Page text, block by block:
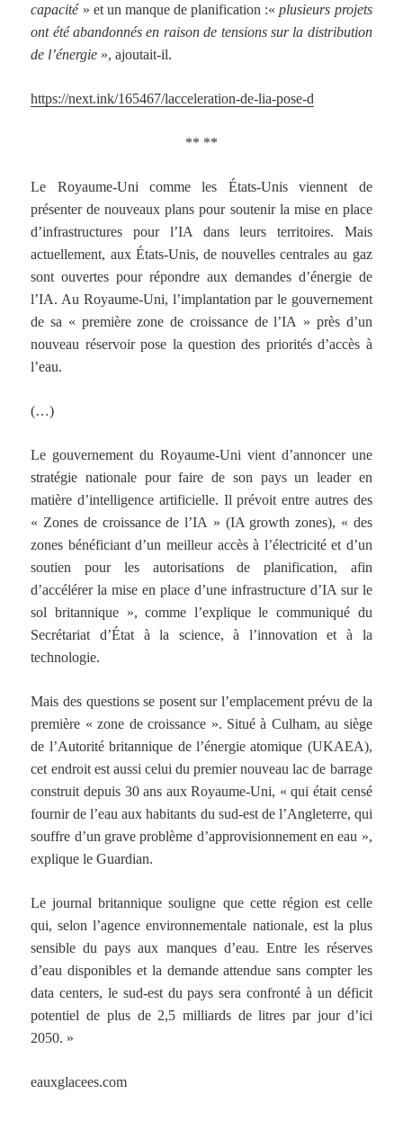
capacité» et un manque de planification :«plusieurs projets
ont été abandonnés en raison de tensions sur la distribution
de l’énergie », ajoutait-il.
https://next.ink/165467/lacceleration-de-lia-pose-d
** **
Le Royaume-Uni comme les États-Unis viennent de
présenter de nouveaux plans pour soutenir la mise en place
d’infrastructures pour l’IA dans leurs territoires. Mais
actuellement, aux États-Unis, de nouvelles centrales au gaz
sont ouvertes pour répondre aux demandes d’énergie de
l’IA. Au Royaume-Uni, l’implantation par le gouvernement
de sa « première zone de croissance de l’IA » près d’un
nouveau réservoir pose la question des priorités d’accès à
l’eau.
(…)
Le gouvernement du Royaume-Uni vient d’annoncer une
stratégie nationale pour faire de son pays un leader en
matière d’intelligence artificielle. Il prévoit entre autres des
« Zones de croissance de l’IA » (IA growth zones), « des
zones bénéficiant d’un meilleur accès à l’électricité et d’un
soutien pour les autorisations de planification, afin
d’accélérer la mise en place d’une infrastructure d’IA sur le
sol britannique », comme l’explique le communiqué du
Secrétariat d’État à la science, à l’innovation et à la
technologie.
Mais des questions se posent sur l’emplacement prévu de la
première « zone de croissance ». Situé à Culham, au siège
de l’Autorité britannique de l’énergie atomique (UKAEA),
cet endroit est aussi celui du premier nouveau lac de barrage
construit depuis 30 ans aux Royaume-Uni, « qui était censé
fournir de l’eau aux habitants du sud-est de l’Angleterre, qui
souffre d’un grave problème d’approvisionnement en eau »,
explique le Guardian.
Le journal britannique souligne que cette région est celle
qui, selon l’agence environnementale nationale, est la plus
sensible du pays aux manques d’eau. Entre les réserves
d’eau disponibles et la demande attendue sans compter les
data centers, le sud-est du pays sera confronté à un déficit
potentiel de plus de 2,5 milliards de litres par jour d’ici
2050. »
eauxglacees.com